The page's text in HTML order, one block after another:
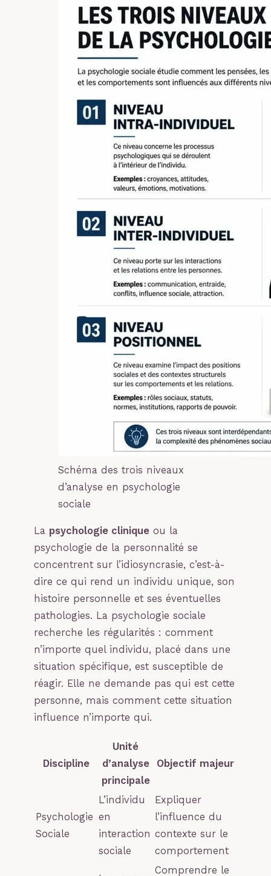
Schéma des trois niveaux
d’analyse en psychologie
sociale
La psychologie clinique ou la
psychologie de la personnalité se
concentrent sur l’idiosyncrasie, c’est-à-
dire ce qui rend un individu unique, son
histoire personnelle et ses éventuelles
pathologies. La psychologie sociale
recherche les régularités : comment
n’importe quel individu, placé dans une
situation spécifique, est susceptible de
réagir. Elle ne demande pas qui est cette
personne, mais comment cette situation
influence n’importe qui.
Discipline
Unité
d’analyse
principale
Objectif majeur
Psychologie
Sociale
L’individu
en
interaction
sociale
Expliquer
l’influence du
contexte sur le
comportement
Comprendre le